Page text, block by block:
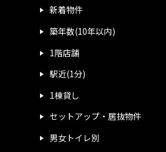
新着物件
築年数(10年以内)
1階店舗
駅近(1分)
1棟貸し
セットアップ・居抜物件
男女トイレ別